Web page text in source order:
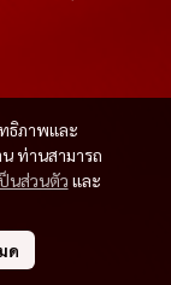
ธิภาพและ
ท่านสามารถ
นส่วนตัว และ
ด